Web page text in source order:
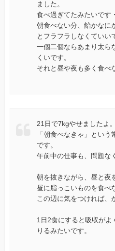
ました。
食べ過ぎてたみたいです
朝食べない分、飴かなに
とフラフラしなくていい
一個二個ならあまり太ら
くいです。
それと昼や夜も多く食べ
21日で7kgやせましたよ。
「朝食べなきゃ」とい
です。
午前中の仕事も、問題な
朝を抜きながら、昼と夜
昼に脂っこいものを食べ
この辺に気をつければ、
1日2食にすると吸収がよ
りるみたいです。